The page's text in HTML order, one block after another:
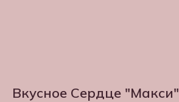
Вкусное Сердце "Макси"